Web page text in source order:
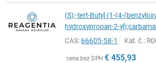
(S);-tert-Butyl (1-(4-
hydroxypropan-2-
CAS:66605-58-1 Kat. č.:
cena bez DPH € 455,93